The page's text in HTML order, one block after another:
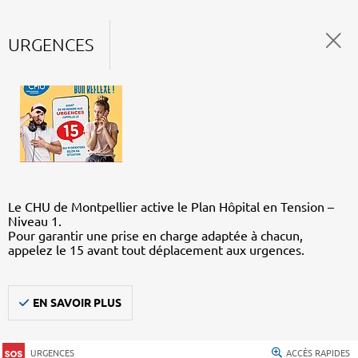
URGENCES
Le CHU de Montpellier active le Plan Hôpital en Tension –
Niveau 1.
Pour garantir une prise en charge adaptée à chacun,
appelez le 15 avant tout déplacement aux urgences.
EN SAVOIR PLUS
URGENCES ACCÈS RAPIDES